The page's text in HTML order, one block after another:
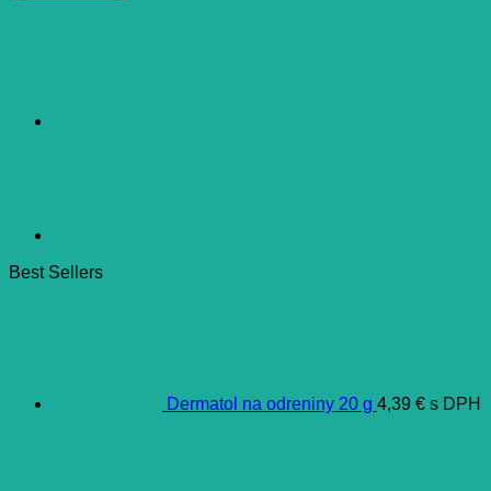
Best Sellers
Dermatol na odreniny 20 g 4,39 € s DPH